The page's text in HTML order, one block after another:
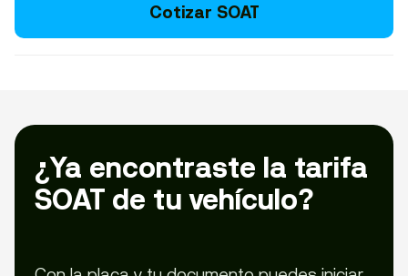
Cotizar SOAT
¿Ya encontraste la tarifa
SOAT de tu vehículo?